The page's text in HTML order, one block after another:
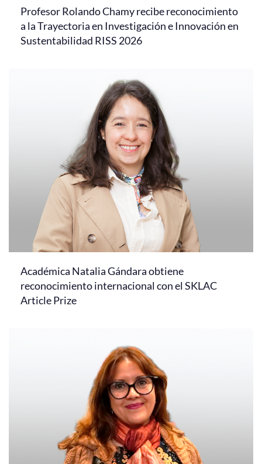
Profesor Rolando Chamy recibe reconocimiento
a la Trayectoria en Investigación e Innovación en
Sustentabilidad RISS 2026
Académica Natalia Gándara obtiene
reconocimiento internacional con el SKLAC
Article Prize